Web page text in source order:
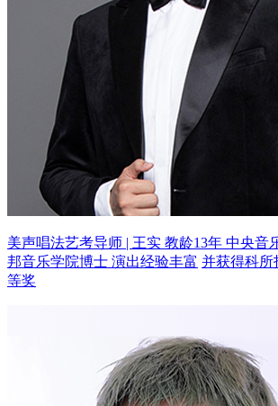
美声唱法艺考导师 | 王实 教龄13年 中央音
邦音乐学院博士 演出经验丰富 并获得科所
等奖